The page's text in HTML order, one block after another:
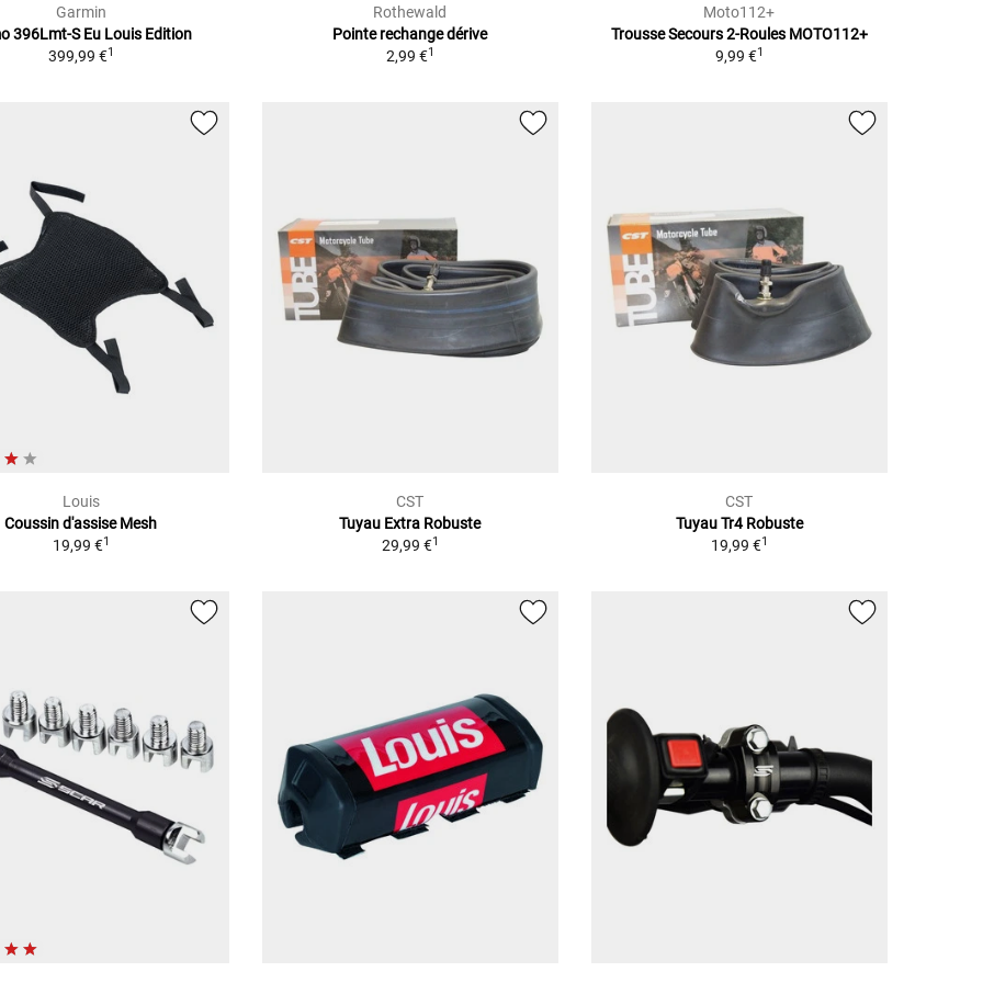
Garmin
396Lmt-S Eu Louis Edition
399,99 €1
Rothewald
Pointe rechange dérive
2,99 €1
Moto112+
Trousse Secours 2-Roules MOTO112+
9,99 €1
Louis
Coussin d'assise Mesh
19,99 €1
CST
Tuyau Extra Robuste
29,99 €1
CST
Tuyau Tr4 Robuste
19,99 €1